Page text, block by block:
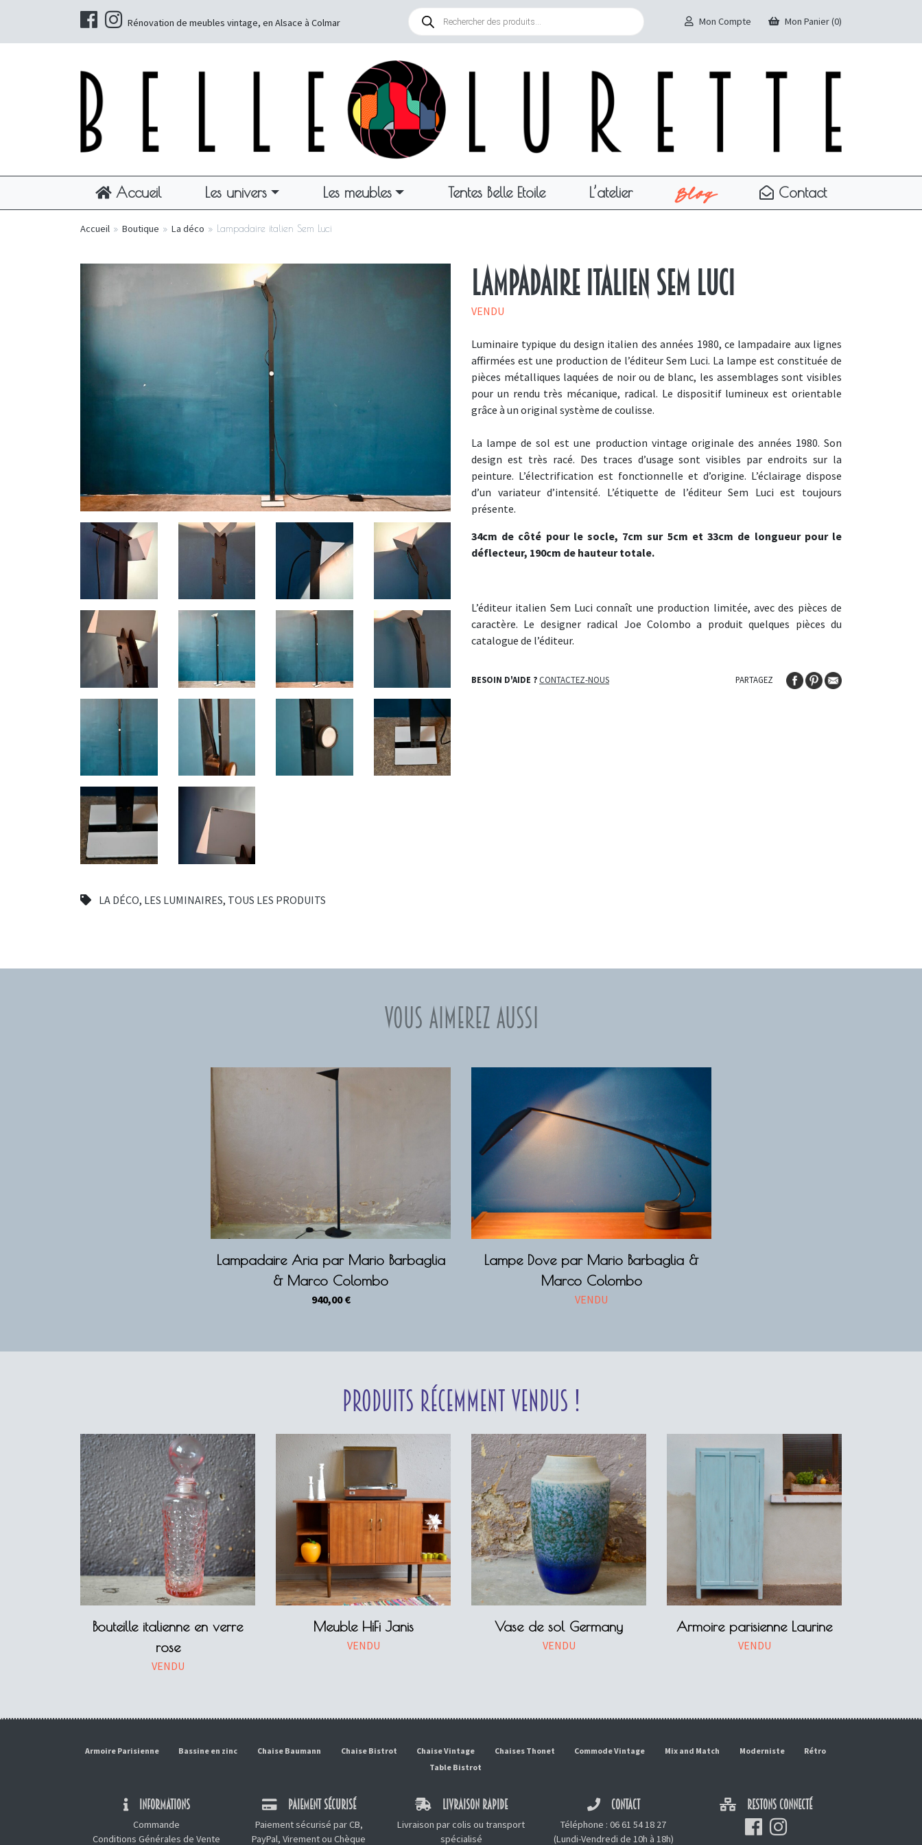
Rénovation de meubles vintage, en Alsace à Colmar
Recherche
produits
Mon Compte Mon Panier (0)
Accueil Les univers Les meubles Tentes Belle Etoile L’atelier Blog Contact
Accueil » Boutique » La déco » Lampadaire italien Sem Luci
LA DÉCO, LES LUMINAIRES, TOUS LES PRODUITS
Lampadaire italien Sem Luci
VENDU
Luminaire typique du design italien des années 1980, ce lampadaire aux lignes
affirmées est une production de l’éditeur Sem Luci. La lampe est constituée de
pièces métalliques laquées de noir ou de blanc, les assemblages sont visibles
pour un rendu très mécanique, radical. Le dispositif lumineux est orientable
grâce à un original système de coulisse.
La lampe de sol est une production vintage originale des années 1980. Son
design est très racé. Des traces d’usage sont visibles par endroits sur la
peinture. L’électrification est fonctionnelle et d’origine. L’éclairage dispose
d’un variateur d’intensité. L’étiquette de l’éditeur Sem Luci est toujours
présente.
34cm de côté pour le socle, 7cm sur 5cm et 33cm de longueur pour le
déflecteur, 190cm de hauteur totale.
L’éditeur italien Sem Luci connaît une production limitée, avec des pièces de
caractère. Le designer radical Joe Colombo a produit quelques pièces du
catalogue de l’éditeur.
BESOIN D'AIDE ?CONTACTEZ-NOUS PARTAGEZ
Vous aimerez aussi
Lampadaire Aria par Mario Barbaglia
& Marco Colombo
940,00€
Lampe Dove par Mario Barbaglia &
Marco Colombo
VENDU
Produits récemment vendus !
Bouteille italienne en verre
rose
VENDU
Meuble HiFi Janis
VENDU
Vase de sol Germany
VENDU
Armoire parisienne Laurine
VENDU
Armoire Parisienne Bassine en zinc Chaise Baumann Chaise Bistrot Chaise Vintage Chaises Thonet Commode Vintage Mix and Match Moderniste
Rétro
Table Bistrot
INFORMATIONS
Commande
Conditions Générales de Vente
PAIEMENT SÉCURISÉ
Paiement sécurisé par CB,
PayPal, Virement ou Chèque
LIVRAISON RAPIDE
Livraison par colis ou transport
spécialisé
CONTACT
Téléphone : 06 61 54 18 27
(Lundi-Vendredi de 10h à 18h)
RESTONS CONNECTÉ